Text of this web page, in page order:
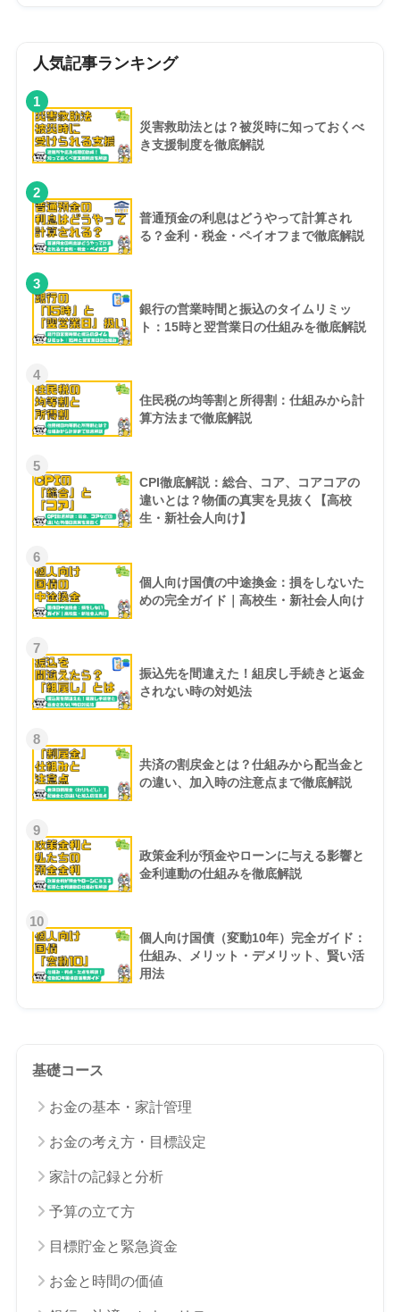
人気記事ランキング
1
災害救助法とは？被災時に知っておくべ
き支援制度を徹底解説
2
普通預金の利息はどうやって計算され
る？金利・税金・ペイオフまで徹底解説
3
銀行の営業時間と振込のタイムリミッ
ト：15時と翌営業日の仕組みを徹底解説
4
住民税の均等割と所得割：仕組みから計
算方法まで徹底解説
5
CPI徹底解説：総合、コア、コアコアの
違いとは？物価の真実を見抜く【高校
生・新社会人向け】
6
個人向け国債の中途換金：損をしないた
めの完全ガイド｜高校生・新社会人向け
7
振込先を間違えた！組戻し手続きと返金
されない時の対処法
8
共済の割戻金とは？仕組みから配当金と
の違い、加入時の注意点まで徹底解説
9
政策金利が預金やローンに与える影響と
金利連動の仕組みを徹底解説
10
個人向け国債（変動10年）完全ガイド：
仕組み、メリット・デメリット、賢い活
用法
基礎コース
お金の基本・家計管理
お金の考え方・目標設定
家計の記録と分析
予算の立て方
目標貯金と緊急資金
お金と時間の価値